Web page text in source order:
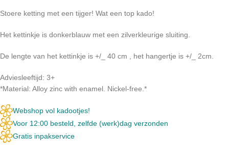
Stoere ketting met een tijger! Wat een top kado!
Het kettinkje is donkerblauw met een zilverkleurige sluiting.
De lengte van het kettinkje is +/_ 40 cm , het hangertje is +/_ 2cm.
Adviesleeftijd: 3+
*Material: Alloy zinc with enamel. Nickel-free.*
Webshop vol kadootjes!
Voor 12:00 besteld, zelfde (werk)dag verzonden
Gratis inpakservice